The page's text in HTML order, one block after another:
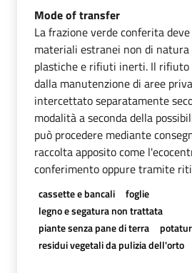
Mode of transfer
La frazione verde conferita
materiali estranei non di natura
plastiche e rifiuti inerti. Il rifiuto
dalla manutenzione di aree
intercettato separatamente
modalità a seconda della
può procedere mediante
raccolta apposito come
conferimento oppure tramite
cassette e bancali
foglie
legno e segatura non trattata
piante senza pane di terra
residui vegetali da pulizia dell'orto